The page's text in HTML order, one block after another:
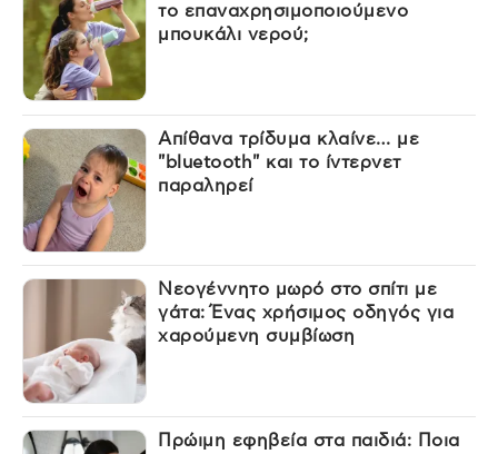
το επαναχρησιμοποιούμενο
μπουκάλι νερού;
Απίθανα τρίδυμα κλαίνε… με
"bluetooth" και το ίντερνετ
παραληρεί
Νεογέννητο μωρό στο σπίτι με
γάτα: Ένας χρήσιμος οδηγός για
χαρούμενη συμβίωση
Πρώιμη εφηβεία στα παιδιά: Ποια